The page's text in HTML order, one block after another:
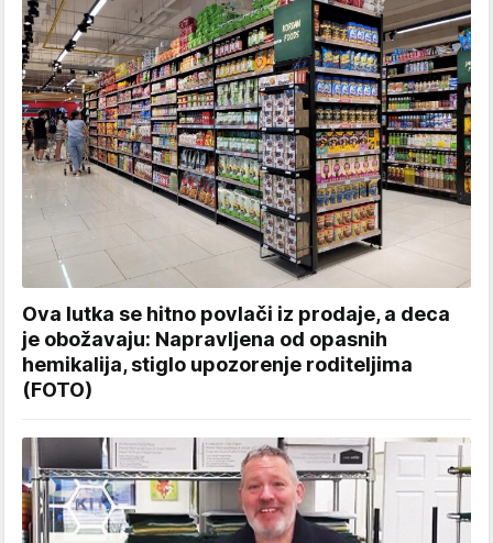
Ova lutka se hitno povlači iz prodaje, a deca
je obožavaju: Napravljena od opasnih
hemikalija, stiglo upozorenje roditeljima
(FOTO)